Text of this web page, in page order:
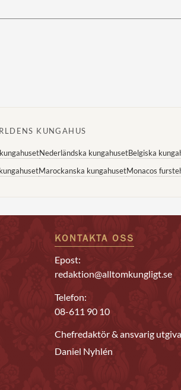
KUNGAHUS
Nederländska kungahusetBelgiska
Marockanska kungahusetMonacos
KONTAKTA OSS
Epost:
redaktion@alltomkungligt.se
Telefon:
08-611 90 10
Chefredaktör & ansvarig
Daniel Nyhlén